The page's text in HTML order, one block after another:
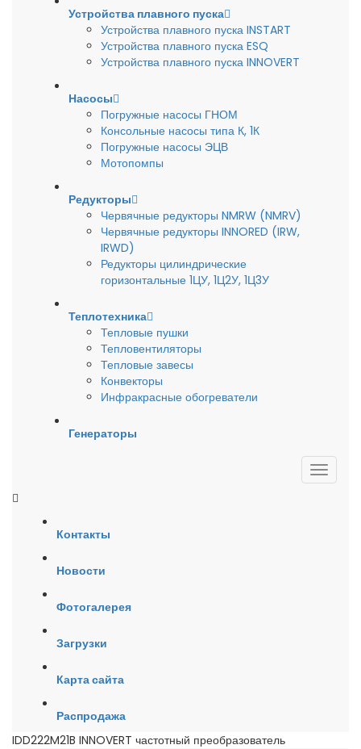
Устройства плавного пуска
Устройства плавного пуска INSTART
Устройства плавного пуска ESQ
Устройства плавного пуска INNOVERT
Насосы
Погружные насосы ГНОМ
Консольные насосы типа К, 1К
Погружные насосы ЭЦВ
Мотопомпы
Редукторы
Червячные редукторы NMRW (NMRV)
Червячные редукторы INNORED (IRW,
IRWD)
Редукторы цилиндрические
горизонтальные 1ЦУ, 1Ц2У, 1Ц3У
Теплотехника
Тепловые пушки
Тепловентиляторы
Тепловые завесы
Конвекторы
Инфракрасные обогреватели
Генераторы
Контакты
Новости
Фотогалерея
Загрузки
Карта сайта
Распродажа
IDD222M21B INNOVERT частотный преобразователь